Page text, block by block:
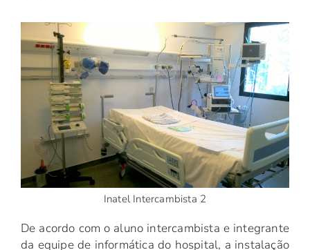
Inatel Intercambista 2
De acordo com o aluno intercambista e integrante
da equipe de informática do hospital, a instalação